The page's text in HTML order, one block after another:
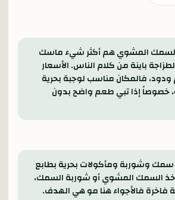
المشوي هم أكثر شيء ماسك
باينة من كلام الناس. الأسعار
فالمكان مناسب لوجبة بحرية
إذا تبي طعم واضح بدون
سمك وشوربة ومأكولات بحرية بطابع
السمك المشوي أو شوربة السمك،
فاخرة فالأجواء هنا مو هي الهدف.